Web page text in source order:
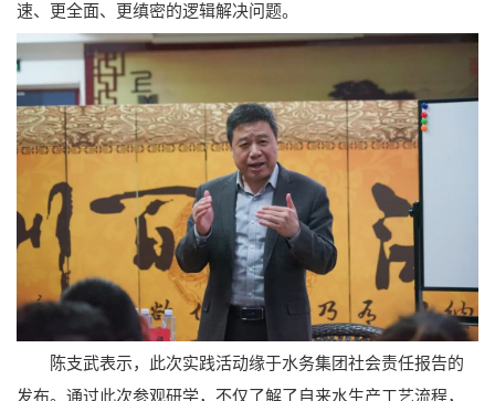
速、更全面、更缜密的逻辑解决问题。
陈支武表示，此次实践活动缘于水务集团社会责任报告的
发布。通过此次参观研学，不仅了解了自来水生产工艺流程，